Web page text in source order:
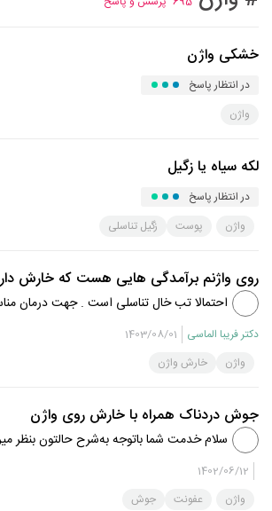
خشکی واژن
در انتظار پاسخ
واژن
لکه سیاه یا زگیل
در انتظار پاسخ
واژن
پوست زگیل تناسلی
روی واژنم برآمدگی هایی هست که خارش
احتمالا تب خال تناسلی است . جهت درمان
معاینه شوید .
دکتر فریبا الماسی
1403/08/01
واژن
خارش واژن
جوش دردناک همراه با خارش روی واژن
سلام خدمت شما باتوجه به‌شرح حالتون بنظر
جاذب پد روزانه حساسیت داشتید و واکنش
بهتره مصرف پد روزانه رو کنار بذارید و اگر
1402/06/12
واژن
عفونت جوش